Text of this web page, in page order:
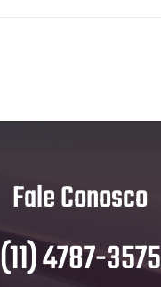
Fale Conosco
(11) 4787-3575